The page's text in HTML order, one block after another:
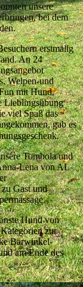
unsere
bei dem
erstmalig
An 24
Welpen-und
mit Hund,
Lieblingsübung
viel Spaß das
gab es
Tombola und
Lena von AL
Gast und
Hund von
zur
Bärwinkel-
am Ende des